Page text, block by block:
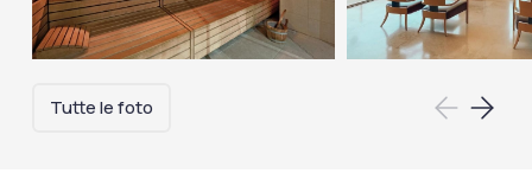
Tutte le foto